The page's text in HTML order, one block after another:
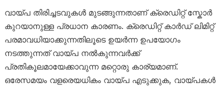
വായ്പ തിരിച്ചടവുകൾ മുടങ്ങുന്നതാണ് ക്രെഡിറ്റ് സ്കോർ
കുറയാനുള്ള പ്രധാന കാരണം. ക്രെഡിറ്റ് കാർഡ് ലിമിറ്റ്
പരമാവധിയാക്കുന്നതിലൂടെ ഉയർന്ന ഉപയോഗം
നടത്തുന്നത് വായ്പ നൽകുന്നവർക്ക്
പ്രതികൂലമായേക്കാവുന്ന മറ്റൊരു കാര്യമാണ്.
ഒരേസമയം വളരെയധികം വായ്പ എടുക്കുക, വായ്പകൾ